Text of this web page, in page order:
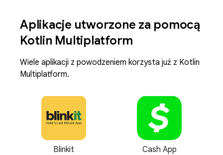
Aplikacje utworzone za pomocą
Kotlin Multiplatform
Wiele aplikacji z powodzeniem korzysta już z Kotlin
Multiplatform.
Blinkit Cash App